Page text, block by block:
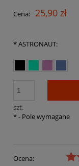
Cena: 25,90 zł
*ASTRONAUT:
szt.
*- Pole wymagane
Ocena: